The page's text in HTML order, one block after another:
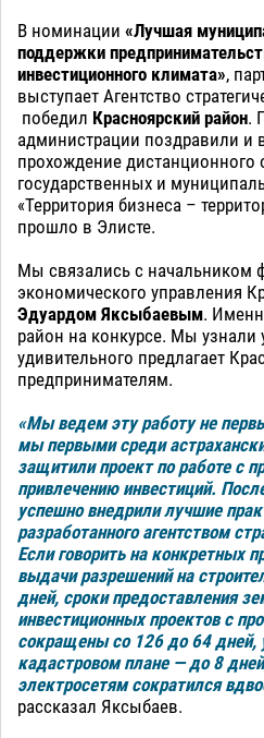
В номинации «Лучшая
поддержки
инвестиционного климата»,
выступает Агентство
победил Красноярский район.
администрации поздравили и
прохождение дистанционного
государственных и
«Территория бизнеса –
прошло в Элисте.
Мы связались с начальником
экономического управления
Эдуардом Яксыбаевым.
район на конкурсе. Мы узнали
удивительного предлагает
предпринимателям.
«Мы ведем эту работу не
мы первыми среди
защитили проект по работе с
привлечению инвестиций.
успешно внедрили лучшие
разработанного агентством
Если говорить на конкретных
выдачи разрешений на
дней, сроки предоставления
инвестиционных проектов с
сокращены со 126 до 64 дней,
кадастровом плане — до 8
электросетям сократился
рассказал Яксыбаев.